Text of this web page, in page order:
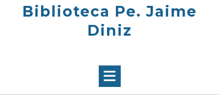
Participe
Biblioteca Pe. Jaime
Diniz